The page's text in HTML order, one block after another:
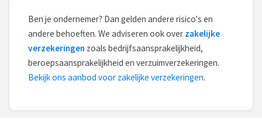
Ben je ondernemer? Dan gelden andere risico's en
andere behoeften. We adviseren ook over zakelijke
verzekeringen zoals bedrijfsaansprakelijkheid,
beroepsaansprakelijkheid en verzuimverzekeringen.
Bekijk ons aanbod voor zakelijke verzekeringen.